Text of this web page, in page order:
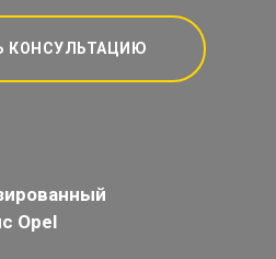
КОНСУЛЬТАЦИЮ
Opel